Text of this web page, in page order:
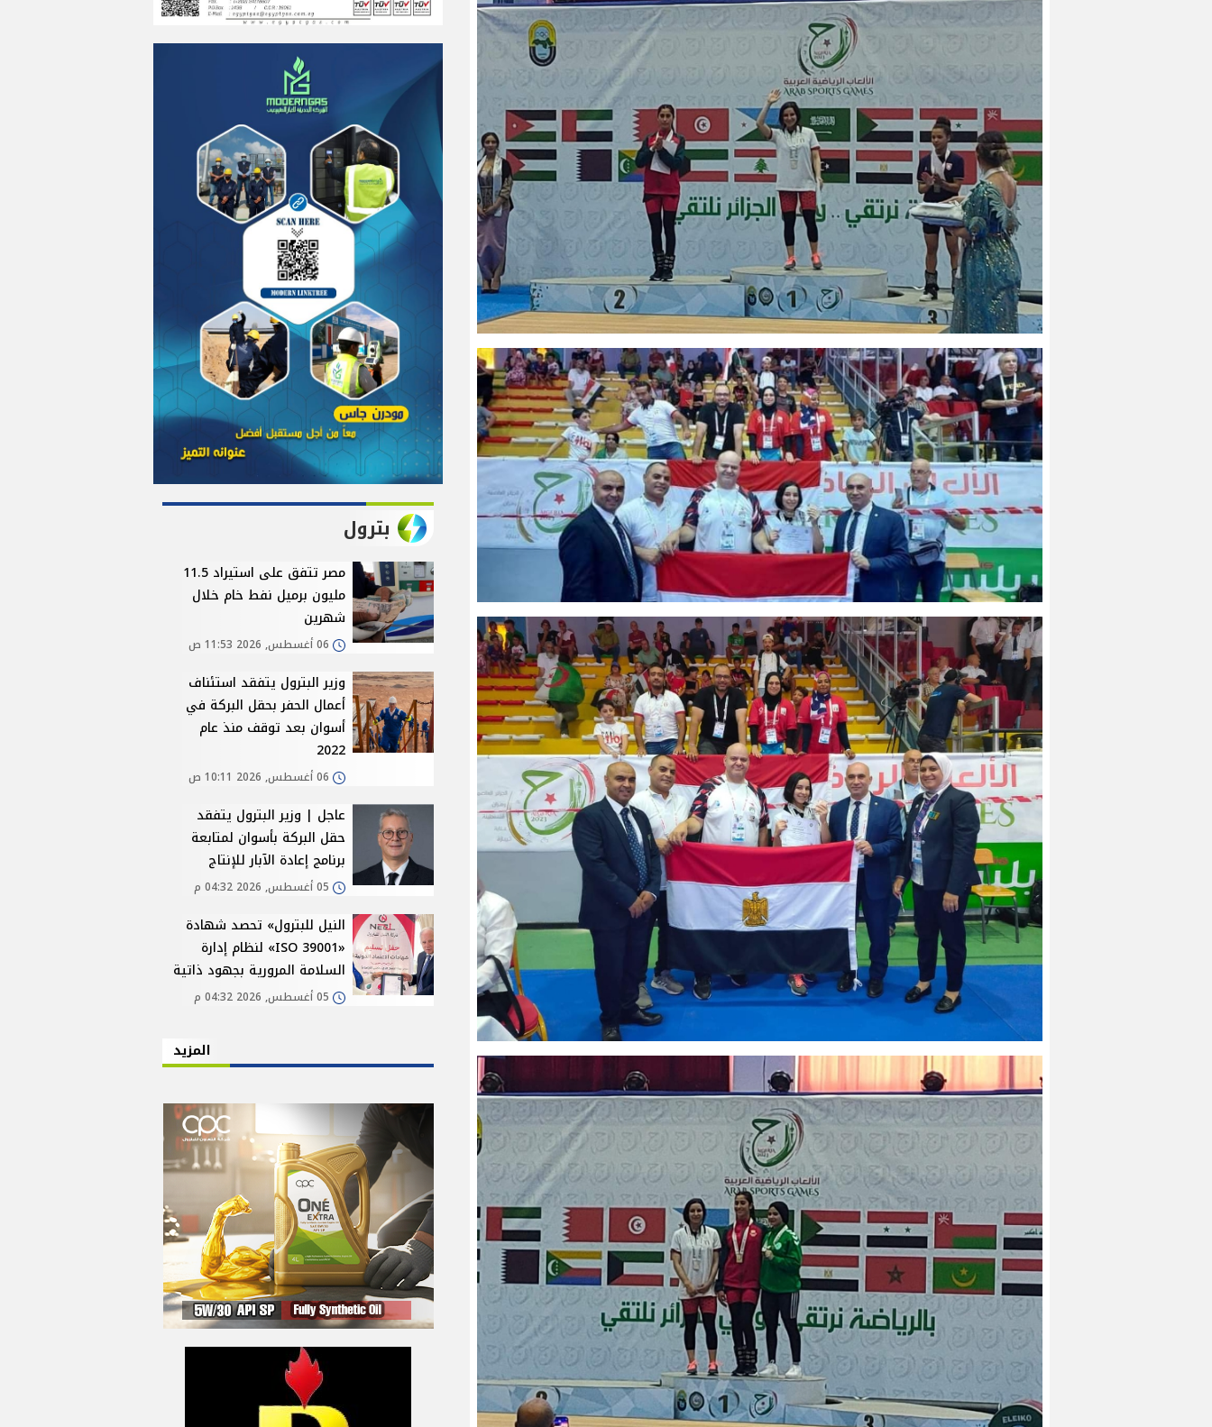
بترول
مصر تتفق على استيراد 11.5
مليون برميل نفط خام خلال
شهرين
06 أغسطس, 2026 11:53 ص
وزير البترول يتفقد استئناف
أعمال الحفر بحقل البركة في
أسوان بعد توقف منذ عام
2022
06 أغسطس, 2026 10:11 ص
عاجل | وزير البترول يتفقد
حقل البركة بأسوان لمتابعة
برنامج إعادة الآبار للإنتاج
05 أغسطس, 2026 04:32 م
النيل للبترول» تحصد شهادة
«ISO 39001» لنظام إدارة
السلامة المرورية بجهود ذاتية
05 أغسطس, 2026 04:32 م
المزيد